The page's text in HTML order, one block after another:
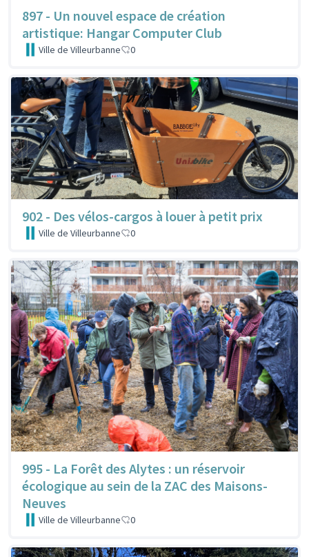
897 - Un nouvel espace de création
artistique: Hangar Computer Club
Ville de Villeurbanne 0
902 - Des vélos-cargos à louer à petit prix
Ville de Villeurbanne 0
995 - La Forêt des Alytes : un réservoir
écologique au sein de la ZAC des Maisons-
Neuves
Ville de Villeurbanne 0